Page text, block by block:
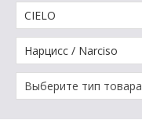
CIELO
Нарцисс / Narciso
Выберите тип товара